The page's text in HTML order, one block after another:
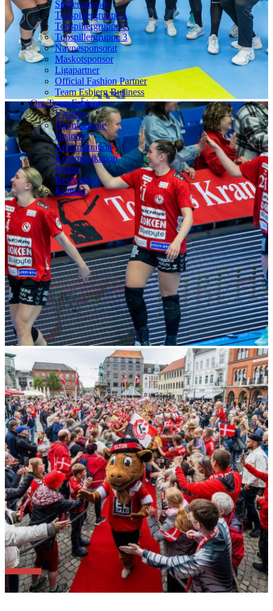
Spillersponsor
Topspillergruppe 1
Topspillergruppe 2
Topspillergruppe 3
Navnesponsorat
Maskotsponsor
Ligapartner
Official Fashion Partner
Team Esbjerg Business
Om Team Esbjerg
Værdier
Hjemmebane
Historie
Administration
Kommunikation
Presse
Bestyrelsen
Kontakt